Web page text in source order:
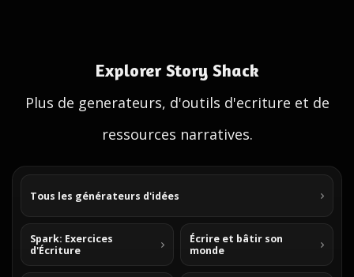
Explorer Story Shack
Plus de generateurs, d'outils d'ecriture et de
ressources narratives.
Tous les générateurs d'idées
Spark: Exercices
d'Écriture
Écrire et bâtir son
monde